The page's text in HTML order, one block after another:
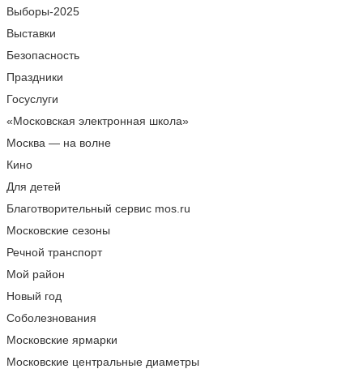
Выборы-2025
Выставки
Безопасность
Праздники
Госуслуги
«Московская электронная школа»
Москва — на волне
Кино
Для детей
Благотворительный сервис mos.ru
Московские сезоны
Речной транспорт
Мой район
Новый год
Соболезнования
Московские ярмарки
Московские центральные диаметры